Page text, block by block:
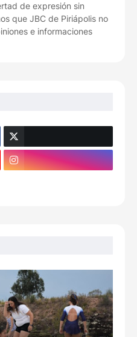
de expresión sin
que JBC de Piriápolis no
e informaciones